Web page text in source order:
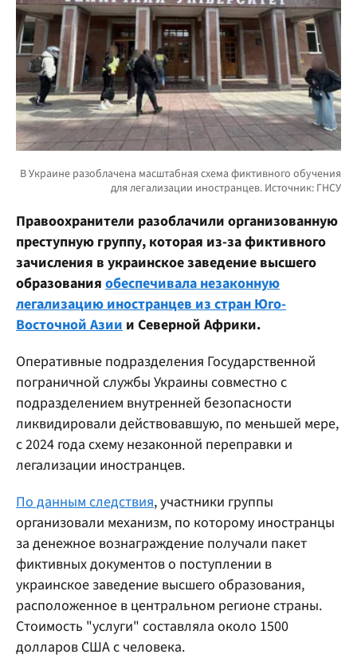
Правоохранители разоблачили организованную
преступную группу, которая из-за фиктивного
зачисления в украинское заведение высшего
образования обеспечивала незаконную
легализацию иностранцев из стран Юго-
Восточной Азии и Северной Африки.
Оперативные подразделения Государственной
пограничной службы Украины совместно с
подразделением внутренней безопасности
ликвидировали действовавшую, по меньшей мере,
с 2024 года схему незаконной переправки и
легализации иностранцев.
По данным следствия, участники группы
организовали механизм, по которому иностранцы
за денежное вознаграждение получали пакет
фиктивных документов о поступлении в
украинское заведение высшего образования,
расположенное в центральном регионе страны.
Стоимость "услуги" составляла около 1500
долларов США с человека.